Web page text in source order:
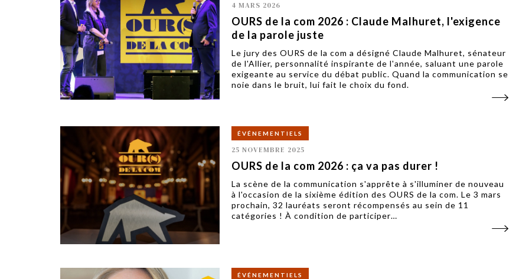
4 MARS 2026
OURS de la com 2026 : Claude Malhuret, l'exigence
de la parole juste
Le jury des OURS de la com a désigné Claude Malhuret, sénateur
de l'Allier, personnalité inspirante de l'année, saluant une parole
exigeante au service du débat public. Quand la communication se
noie dans le bruit, lui fait le choix du fond.
ÉVÉNEMENTIELS
25 NOVEMBRE 2025
OURS de la com 2026 : ça va pas durer !
La scène de la communication s'apprête à s'illuminer de nouveau
à l'occasion de la sixième édition des OURS de la com. Le 3 mars
prochain, 32 lauréats seront récompensés au sein de 11
catégories ! À condition de participer…
ÉVÉNEMENTIELS